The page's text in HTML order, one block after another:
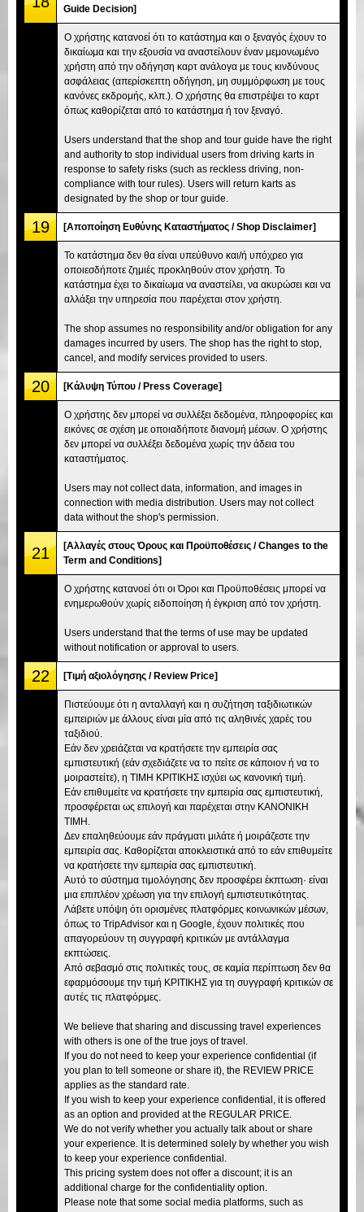
Guide Decision]
Ο χρήστης κατανοεί ότι το κατάστημα και ο ξεναγός έχουν το
δικαίωμα και την εξουσία να αναστείλουν έναν μεμονωμένο
χρήστη από την οδήγηση καρτ ανάλογα με τους κινδύνους
ασφάλειας (απερίσκεπτη οδήγηση, μη συμμόρφωση με τους
κανόνες εκδρομής, κλπ.). Ο χρήστης θα επιστρέψει το καρτ
όπως καθορίζεται από το κατάστημα ή τον ξεναγό.
Users understand that the shop and tour guide have the right
and authority to stop individual users from driving karts in
response to safety risks (such as reckless driving, non-
compliance with tour rules). Users will return karts as
designated by the shop or tour guide.
19 [Αποποίηση Ευθύνης Καταστήματος / Shop Disclaimer]
Το κατάστημα δεν θα είναι υπεύθυνο και/ή υπόχρεο για
οποιεσδήποτε ζημιές προκληθούν στον χρήστη. Το
κατάστημα έχει το δικαίωμα να αναστείλει, να ακυρώσει και να
αλλάξει την υπηρεσία που παρέχεται στον χρήστη.
The shop assumes no responsibility and/or obligation for any
damages incurred by users. The shop has the right to stop,
cancel, and modify services provided to users.
20 [Κάλυψη Τύπου / Press Coverage]
Ο χρήστης δεν μπορεί να συλλέξει δεδομένα, πληροφορίες και
εικόνες σε σχέση με οποιαδήποτε διανομή μέσων. Ο χρήστης
δεν μπορεί να συλλέξει δεδομένα χωρίς την άδεια του
καταστήματος.
Users may not collect data, information, and images in
connection with media distribution. Users may not collect
data without the shop's permission.
21
[Αλλαγές στους Όρους και Προϋποθέσεις / Changes to the
Term and Conditions]
Ο χρήστης κατανοεί ότι οι Όροι και Προϋποθέσεις μπορεί να
ενημερωθούν χωρίς ειδοποίηση ή έγκριση από τον χρήστη.
Users understand that the terms of use may be updated
without notification or approval to users.
22 [Τιμή αξιολόγησης / Review Price]
Πιστεύουμε ότι η ανταλλαγή και η συζήτηση ταξιδιωτικών
εμπειριών με άλλους είναι μία από τις αληθινές χαρές του
ταξιδιού.
Εάν δεν χρειάζεται να κρατήσετε την εμπειρία σας
εμπιστευτική (εάν σχεδιάζετε να το πείτε σε κάποιον ή να το
μοιραστείτε), η ΤΙΜΗ ΚΡΙΤΙΚΗΣ ισχύει ως κανονική τιμή.
Εάν επιθυμείτε να κρατήσετε την εμπειρία σας εμπιστευτική,
προσφέρεται ως επιλογή και παρέχεται στην ΚΑΝΟΝΙΚΗ
ΤΙΜΗ.
Δεν επαληθεύουμε εάν πράγματι μιλάτε ή μοιράζεστε την
εμπειρία σας. Καθορίζεται αποκλειστικά από το εάν επιθυμείτε
να κρατήσετε την εμπειρία σας εμπιστευτική.
Αυτό το σύστημα τιμολόγησης δεν προσφέρει έκπτωση· είναι
μια επιπλέον χρέωση για την επιλογή εμπιστευτικότητας.
Λάβετε υπόψη ότι ορισμένες πλατφόρμες κοινωνικών μέσων,
όπως το TripAdvisor και η Google, έχουν πολιτικές που
απαγορεύουν τη συγγραφή κριτικών με αντάλλαγμα
εκπτώσεις.
Από σεβασμό στις πολιτικές τους, σε καμία περίπτωση δεν θα
εφαρμόσουμε την τιμή ΚΡΙΤΙΚΗΣ για τη συγγραφή κριτικών σε
αυτές τις πλατφόρμες.
We believe that sharing and discussing travel experiences
with others is one of the true joys of travel.
If you do not need to keep your experience confidential (if
you plan to tell someone or share it), the REVIEW PRICE
applies as the standard rate.
If you wish to keep your experience confidential, it is offered
as an option and provided at the REGULAR PRICE.
We do not verify whether you actually talk about or share
your experience. It is determined solely by whether you wish
to keep your experience confidential.
This pricing system does not offer a discount; it is an
additional charge for the confidentiality option.
Please note that some social media platforms, such as